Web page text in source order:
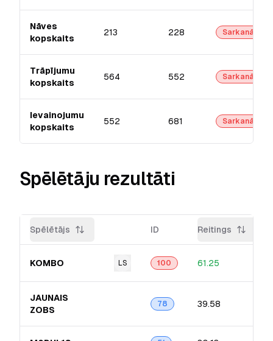
Nāves
kopskaits
213 228 Sarkanā
Trāpījumu
kopskaits
564 552 Sarkanā
Ievainojumu
kopskaits
552 681 Sarkanā
Spēlētāju rezultāti
Spēlētājs ID Reitings
KOMBO LS 100 61.25
JAUNAIS
ZOBS
78 39.58